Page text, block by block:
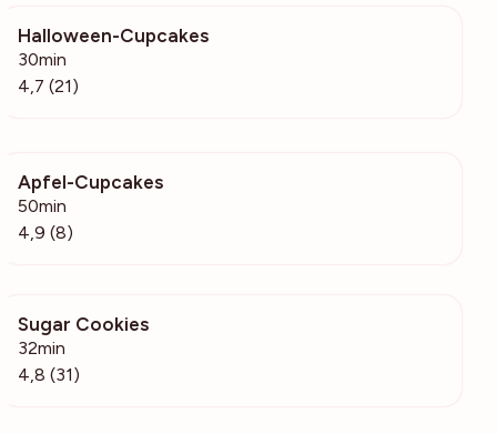
Halloween-Cupcakes
30min
4,7 (21)
Apfel-Cupcakes
50min
4,9 (8)
Sugar Cookies
32min
4,8 (31)